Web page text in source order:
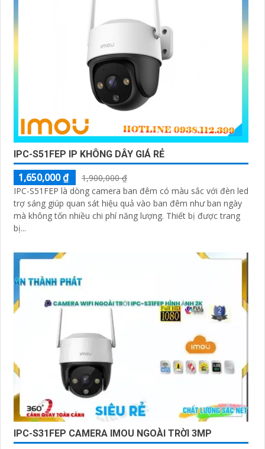
IPC-S51FEP IP KHÔNG DÂY GIÁ RẺ
1,650,000 ₫
1,900,000 ₫
IPC-S51FEP là dòng camera ban đêm có màu sắc với đèn led
trợ sáng giúp quan sát hiệu quả vào ban đêm như ban ngày
mà không tốn nhiều chi phí năng lượng. Thiết bị được trang
bị...
IPC-S31FEP CAMERA IMOU NGOÀI TRỜI 3MP